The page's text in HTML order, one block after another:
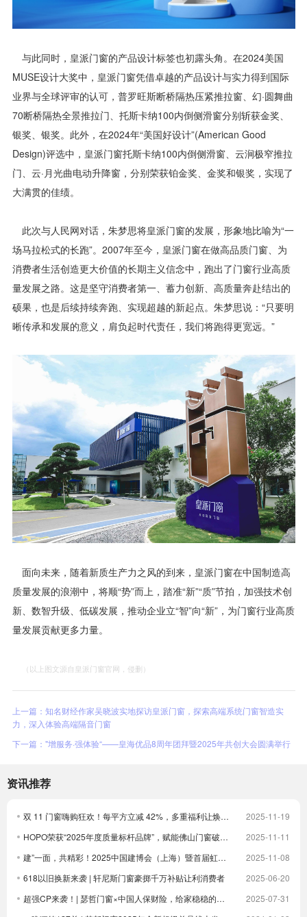
与此同时，皇派门窗的产品设计标签也初露头角。在2024美国
MUSE设计大奖中，皇派门窗凭借卓越的产品设计与实力得到国际
业界与全球评审的认可，普罗旺斯断桥隔热压紧推拉窗、幻·圆舞曲
70断桥隔热全景推拉门、托斯卡纳100内倒侧滑窗分别斩获金奖、
银奖、银奖。此外，在2024年“美国好设计”(American Good
Design)评选中，皇派门窗托斯卡纳100内倒侧滑窗、云涧极窄推拉
门、云·月光曲电动升降窗，分别荣获铂金奖、金奖和银奖，实现了
大满贯的佳绩。
此次与人民网对话，朱梦思将皇派门窗的发展，形象地比喻为“一
场马拉松式的长跑”。2007年至今，皇派门窗在做高品质门窗、为
消费者生活创造更大价值的长期主义信念中，跑出了门窗行业高质
量发展之路。这是坚守消费者第一、蓄力创新、高质量奔赴结出的
硕果，也是后续持续奔跑、实现超越的新起点。朱梦思说：“只要明
晰传承和发展的意义，肩负起时代责任，我们将跑得更宽远。”
面向未来，随着新质生产力之风的到来，皇派门窗在中国制造高
质量发展的浪潮中，将顺“势”而上，踏准“新”“质”节拍，加强技术创
新、数智升级、低碳发展，推动企业立“智”向“新”，为门窗行业高质
量发展贡献更多力量。
（以上图文源自皇派门窗官网，侵删）
上一篇：知名财经作家吴晓波实地探访皇派门窗，探索高端系统门窗智造实
力，深入体验高端隔音门窗
下一篇："增服务·强体验“——皇海优品8周年团拜暨2025年共创大会圆满举行
资讯推荐
双 11 门窗嗨购狂欢！每平方立减 42%，多重福利让焕新更划算！
2025-11-19
HOPO荣获“2025年度质量标杆品牌”，赋能佛山门窗破卷立新
2025-11-11
建”一面，共精彩！2025中国建博会（上海）暨首届虹桥设计周顺利收官！
2025-11-08
618以旧换新来袭 | 轩尼斯门窗豪掷千万补贴让利消费者
2025-06-20
超强CP来袭！| 瑟哲门窗×中国人保财险，给家稳稳的安全感
2025-07-31